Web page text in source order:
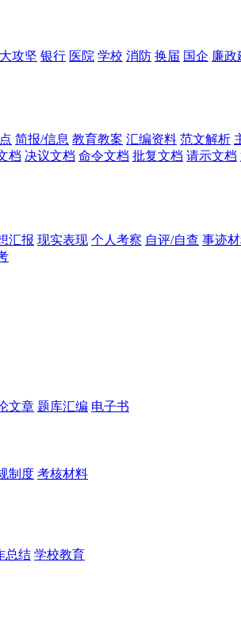
攻坚 银行 医院 学校 消防 换届 国企 廉政
简报/信息 教育教案 汇编资料 范文解析
档 决议文档 命令文档 批复文档 请示文档
汇报 现实表现 个人考察 自评/自查 事迹
文章 题库汇编 电子书
制度 考核材料
总结 学校教育